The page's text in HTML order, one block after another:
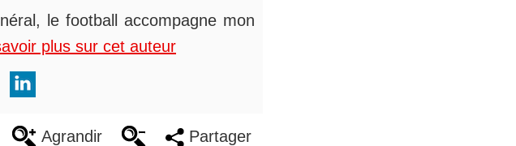
le football accompagne mon
plus sur cet auteur
Agrandir Partager